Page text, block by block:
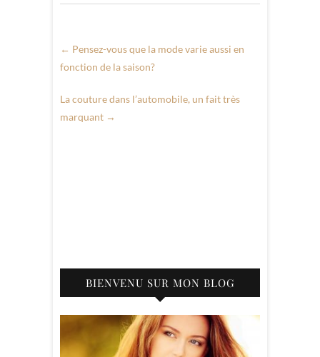
← Pensez-vous que la mode varie aussi en
fonction de la saison?
La couture dans l’automobile, un fait très
marquant →
BIENVENU SUR MON BLOG